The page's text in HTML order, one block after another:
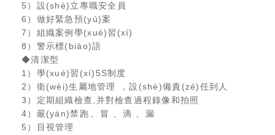
5）設(shè)立專職安全員
6）做好緊急預(yù)案
7）組織案例學(xué)習(xí)
8）警示標(biāo)語
◆清潔型
1）學(xué)習(xí)5S制度
2）衛(wèi)生屬地管理，設(shè)備責(zé)任到人
3）定期組織檢查,并對檢查過程錄像和拍照
4）嚴(yán)禁跑、冒、滴、漏
5）目視管理